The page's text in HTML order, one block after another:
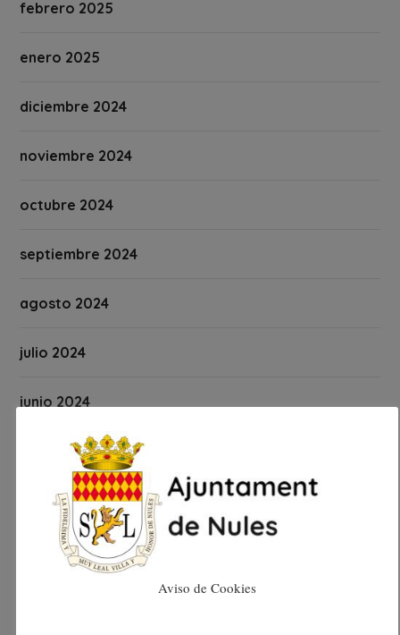
febrero 2025
enero 2025
diciembre 2024
noviembre 2024
octubre 2024
septiembre 2024
agosto 2024
julio 2024
junio 2024
mayo 2024
abril 2024
marzo 2024
Aviso de Cookies